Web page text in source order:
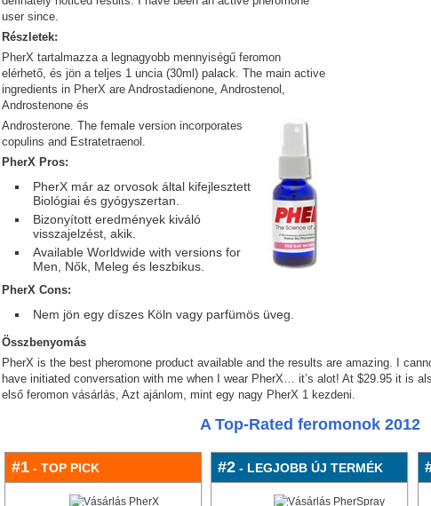
user since.
Részletek:
PherX tartalmazza a legnagyobb mennyiségű feromon
elérhető, és jön a teljes 1 uncia (30ml) palack. The main active
ingredients in PherX are Androstadienone, Androstenol,
Androstenone és
Androsterone. The female version incorporates
copulins and Estratetraenol.
PherX Pros:
PherX már az orvosok által kifejlesztett
Biológiai és gyógyszertan.
Bizonyított eredmények kiváló
visszajelzést, akik.
Available Worldwide with versions for
Men, Nők, Meleg és leszbikus.
PherX Cons:
Nem jön egy díszes Köln vagy parfümös üveg.
Összbenyomás
PherX is the best pheromone product available and the results are amazing. I
have initiated conversation with me when I wear PherX… it’s alot! At $29.95 it is
első feromon vásárlás, Azt ajánlom, mint egy nagy PherX 1 kezdeni.
A Top-Rated feromonok 2012
#1 - TOP PICK #2 - LEGJOBB ÚJ TERMÉK